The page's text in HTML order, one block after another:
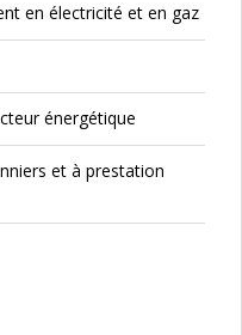
en électricité et en gaz
énergétique
et à prestation